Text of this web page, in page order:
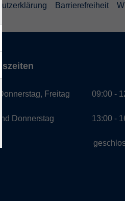
Barrierefreiheit
Freitag
Donnerstag
09:00 -
13:00 -